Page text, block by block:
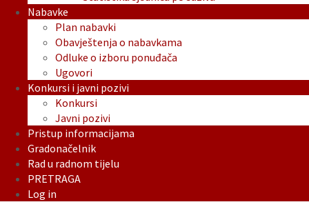
Nabavke
Plan nabavki
Obavještenja o nabavkama
Odluke o izboru ponuđača
Ugovori
Konkursi i javni pozivi
Konkursi
Javni pozivi
Pristup informacijama
Gradonačelnik
Rad u radnom tijelu
PRETRAGA
Log in